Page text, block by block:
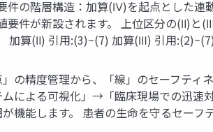
件の階層構造：加算(Ⅳ)を起点とした連
要件が新設されます。 上位区分の(Ⅱ)
加算(Ⅱ) 引用:(3)~(7) 加算(Ⅲ) 引用
」の精度管理から、「線」のセーフテ
ムによる可視化」→「臨床現場での迅速
機能します。 患者の生命を守るセー